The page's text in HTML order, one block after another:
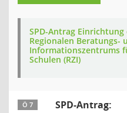
SPD-Antrag Einrichtung
Regionalen Beratungs-
Informationszentrums
Schulen (RZI)
Ö 7
SPD-Antrag: